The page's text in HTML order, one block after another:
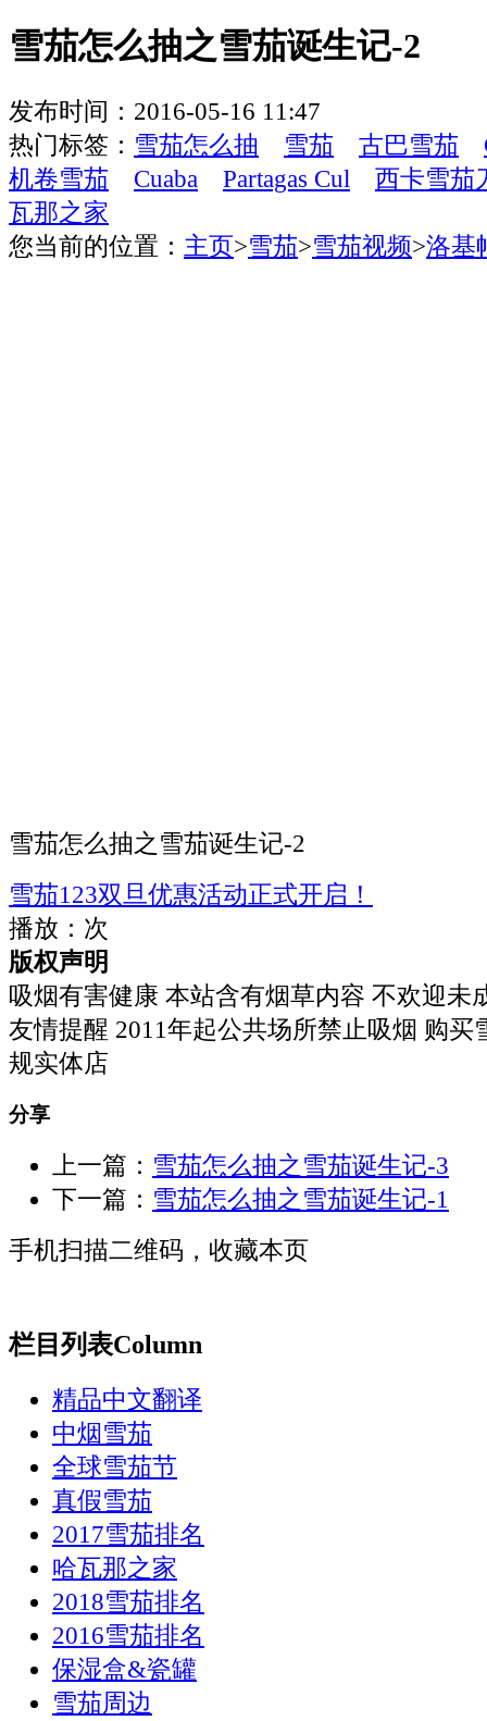
雪茄怎么抽之雪茄诞生记-2
发布时间：2016-05-16 11:47
热门标签： 雪茄怎么抽 雪茄 古巴雪茄
机卷雪茄
Cuaba Partagas Cul
西卡雪茄
瓦那之家
您当前的位置： 主页>雪茄>雪茄视频>洛基
雪茄怎么抽之雪茄诞生记-2
雪茄123双旦优惠活动正式开启！
播放： 次
版权声明
吸烟有害健康 本站含有烟草内容 不欢迎未
友情提醒 2011年起公共场所禁止吸烟 购买
规实体店
分享
上一篇： 雪茄怎么抽之雪茄诞生记-3
下一篇： 雪茄怎么抽之雪茄诞生记-1
手机扫描二维码，收藏本页
栏目列表Column
精品中文翻译
中烟雪茄
全球雪茄节
真假雪茄
2017雪茄排名
哈瓦那之家
2018雪茄排名
2016雪茄排名
保湿盒&瓷罐
雪茄周边